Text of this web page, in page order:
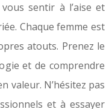
sentir à l’aise et
Chaque femme est
atouts. Prenez le
et de comprendre
valeur. N’hésitez pas
et à essayer